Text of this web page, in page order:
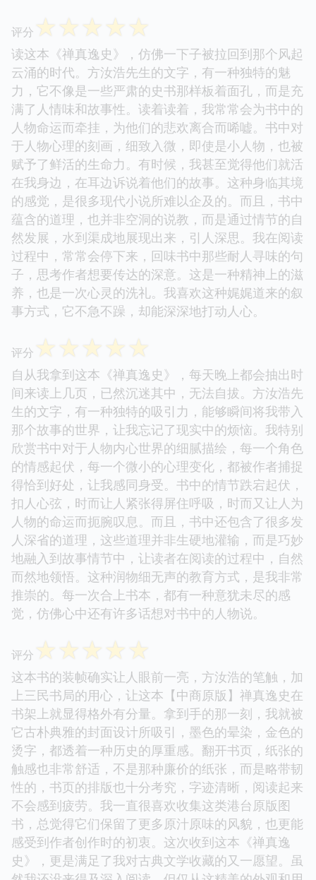
评分 ☆☆☆☆☆
读这本《禅真逸史》，仿佛一下子被拉回到那个风起
云涌的时代。方汝浩先生的文字，有一种独特的魅
力，它不像是一些严肃的史书那样板着面孔，而是充
满了人情味和故事性。读着读着，我常常会为书中的
人物命运而牵挂，为他们的悲欢离合而唏嘘。书中对
于人物心理的刻画，细致入微，即使是小人物，也被
赋予了鲜活的生命力。有时候，我甚至觉得他们就活
在我身边，在耳边诉说着他们的故事。这种身临其境
的感觉，是很多现代小说所难以企及的。而且，书中
蕴含的道理，也并非空洞的说教，而是通过情节的自
然发展，水到渠成地展现出来，引人深思。我在阅读
过程中，常常会停下来，回味书中那些耐人寻味的句
子，思考作者想要传达的深意。这是一种精神上的滋
养，也是一次心灵的洗礼。我喜欢这种娓娓道来的叙
事方式，它不急不躁，却能深深地打动人心。
评分 ☆☆☆☆☆
自从我拿到这本《禅真逸史》，每天晚上都会抽出时
间来读上几页，已然沉迷其中，无法自拔。方汝浩先
生的文字，有一种独特的吸引力，能够瞬间将我带入
那个故事的世界，让我忘记了现实中的烦恼。我特别
欣赏书中对于人物内心世界的细腻描绘，每一个角色
的情感起伏，每一个微小的心理变化，都被作者捕捉
得恰到好处，让我感同身受。书中的情节跌宕起伏，
扣人心弦，时而让人紧张得屏住呼吸，时而又让人为
人物的命运而扼腕叹息。而且，书中还包含了很多发
人深省的道理，这些道理并非生硬地灌输，而是巧妙
地融入到故事情节中，让读者在阅读的过程中，自然
而然地领悟。这种润物细无声的教育方式，是我非常
推崇的。每一次合上书本，都有一种意犹未尽的感
觉，仿佛心中还有许多话想对书中的人物说。
评分 ☆☆☆☆☆
这本书的装帧确实让人眼前一亮，方汝浩的笔触，加
上三民书局的用心，让这本【中商原版】禅真逸史在
书架上就显得格外有分量。拿到手的那一刻，我就被
它古朴典雅的封面设计所吸引，墨色的晕染，金色的
烫字，都透着一种历史的厚重感。翻开书页，纸张的
触感也非常舒适，不是那种廉价的纸张，而是略带韧
性的，书页的排版也十分考究，字迹清晰，阅读起来
不会感到疲劳。我一直很喜欢收集这类港台原版图
书，总觉得它们保留了更多原汁原味的风貌，也更能
感受到作者创作时的初衷。这次收到这本《禅真逸
史》，更是满足了我对古典文学收藏的又一愿望。虽